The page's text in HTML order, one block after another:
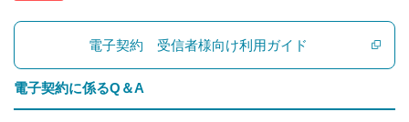
電子契約 受信者様向け利用ガイド
電子契約に係るQ＆A